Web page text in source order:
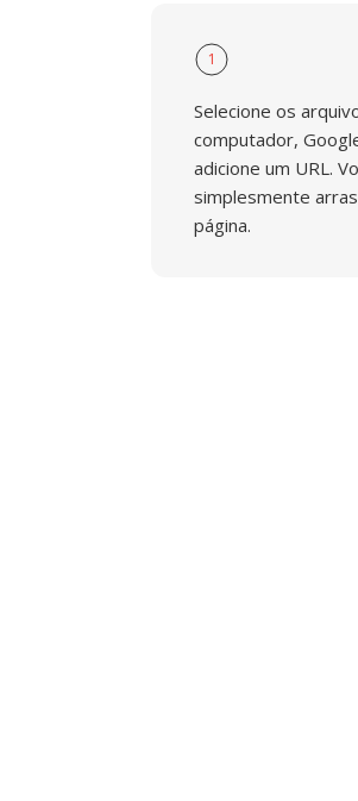
1
Selecione os
computador,
adicione um URL.
simplesmente
página.